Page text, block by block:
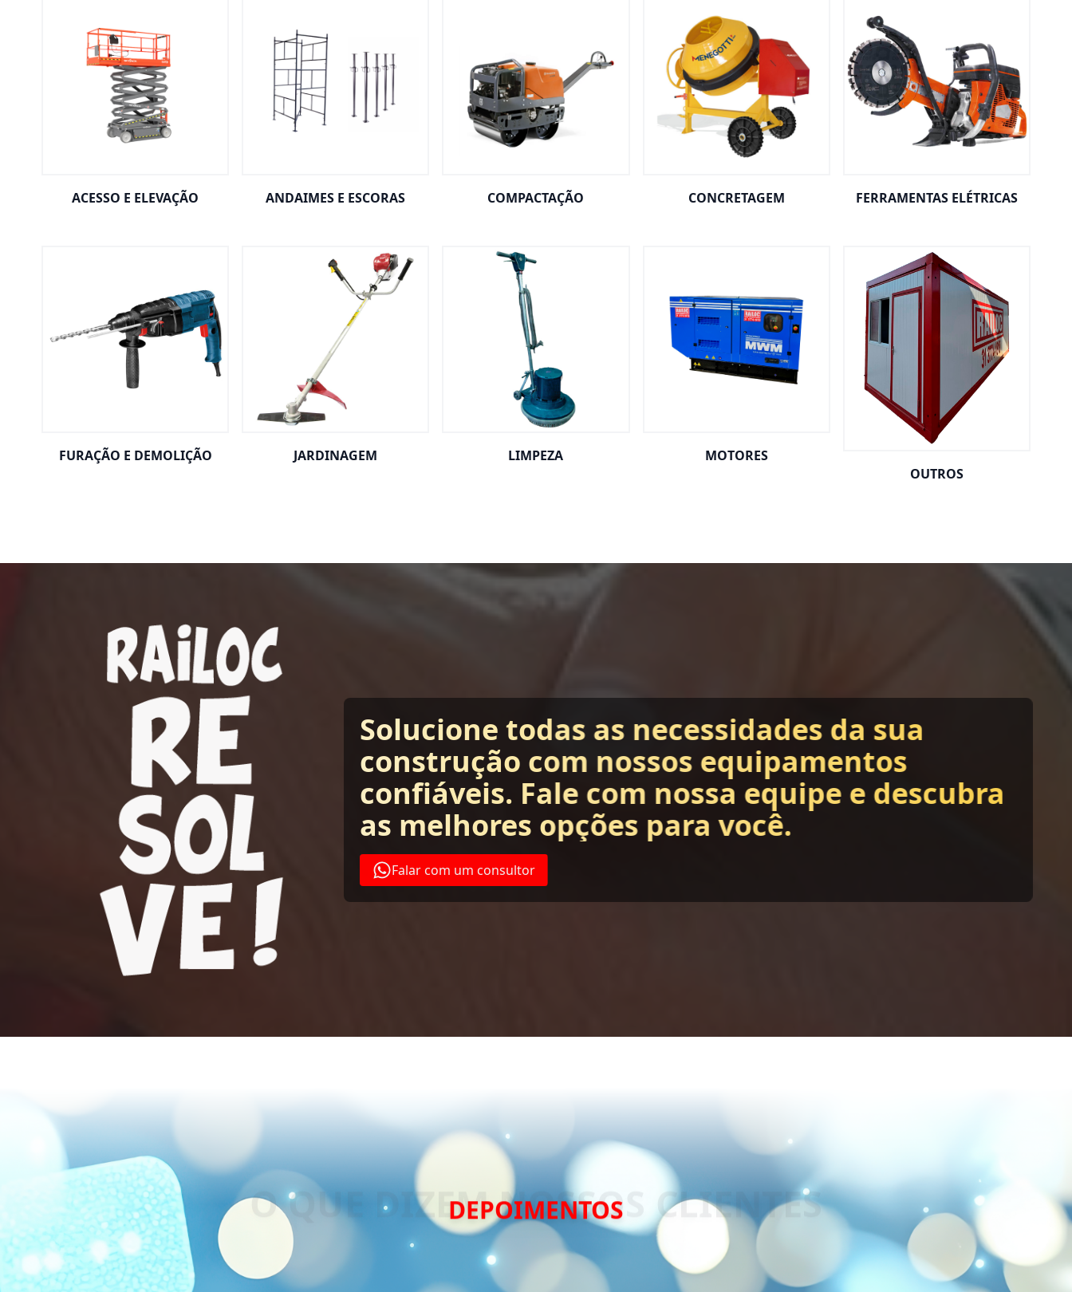
ACESSO E ELEVAÇÃO ANDAIMES E ESCORAS COMPACTAÇÃO CONCRETAGEM FERRAMENTAS ELÉTRICAS
FURAÇÃO E DEMOLIÇÃO JARDINAGEM LIMPEZA
MOTORES
OUTROS
Solucione todas as necessidades da sua
construção com nossos equipamentos
confiáveis. Fale com nossa equipe e descubra
as melhores opções para você.
Falar com um consultor
DEPOIMENTOS